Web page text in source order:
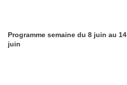
Programme semaine du 8 juin au 14
juin